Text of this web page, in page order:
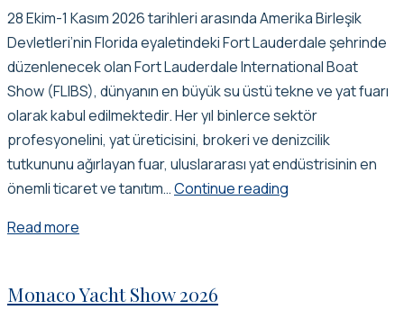
28 Ekim-1 Kasım 2026 tarihleri arasında Amerika Birleşik
Devletleri’nin Florida eyaletindeki Fort Lauderdale şehrinde
düzenlenecek olan Fort Lauderdale International Boat
Show (FLIBS), dünyanın en büyük su üstü tekne ve yat fuarı
olarak kabul edilmektedir. Her yıl binlerce sektör
profesyonelini, yat üreticisini, brokeri ve denizcilik
tutkununu ağırlayan fuar, uluslararası yat endüstrisinin en
önemli ticaret ve tanıtım…Continue reading
Read more
Monaco Yacht Show 2026